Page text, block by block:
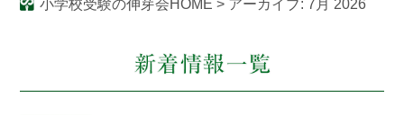
小学校受験の伸芽会HOME > アーカイブ: 7月 2026